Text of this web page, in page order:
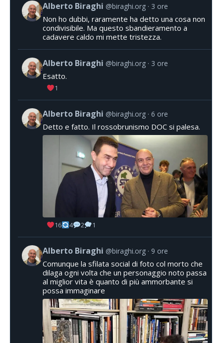
Alberto Biraghi @biraghi.org 3 ore
Non ho dubbi, raramente ha detto una cosa non
condivisibile. Ma questo sbandieramento a
cadavere caldo mi mette tristezza.
Alberto Biraghi @biraghi.org 3 ore
Esatto.
1
Alberto Biraghi @biraghi.org 6 ore
Detto e fatto. Il rossobrunismo DOC si palesa.
16 4 2 1
Alberto Biraghi @biraghi.org 9 ore
Comunque la sfilata social di foto col morto che
dilaga ogni volta che un personaggio noto passa
al miglior vita è quanto di più ammorbante si
possa immaginare